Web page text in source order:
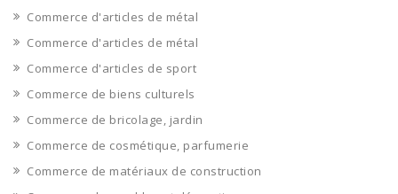
Commerce d'articles de métal
Commerce d'articles de métal
Commerce d'articles de sport
Commerce de biens culturels
Commerce de bricolage, jardin
Commerce de cosmétique, parfumerie
Commerce de matériaux de construction